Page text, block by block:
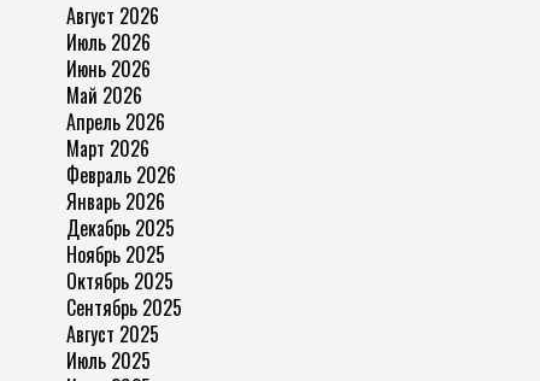
Август 2026
Июль 2026
Июнь 2026
Май 2026
Апрель 2026
Март 2026
Февраль 2026
Январь 2026
Декабрь 2025
Ноябрь 2025
Октябрь 2025
Сентябрь 2025
Август 2025
Июль 2025